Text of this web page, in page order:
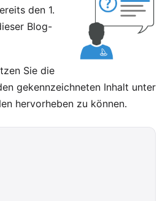
den 1.
Blog-
Sie die
gekennzeichneten Inhalt unter
hervorheben zu können.